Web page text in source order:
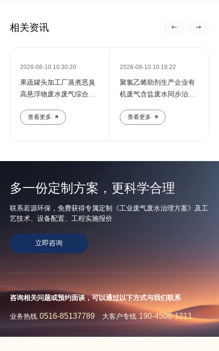
相关资讯
2026-08-10 10:30:20
果蔬罐头加工厂蒸煮恶臭
高悬浮物废水废气综合治
查看更多
2026-08-10 10:18:22
聚氯乙烯助剂生产企业有
机废气含盐废水同步治理
查看更多
多一份定制方案，更科学合理
联系若源环保，免费获得专属定制《工业废气废水治理方案》及工
艺技术、设备配置、工程实施报价
立即咨询
咨询相关问题或预约面谈，可以通过以下方式与我们联系
业务热线 0516-85137789 大客户专线 190-4508-1211